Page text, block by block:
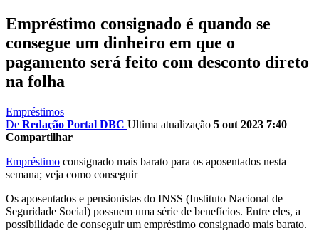
Empréstimo consignado é quando se
consegue um dinheiro em que o
pagamento será feito com desconto direto
na folha
Empréstimos
De Redação Portal DBC Ultima atualização 5 out 2023 7:40
Compartilhar
Empréstimo consignado mais barato para os aposentados nesta
semana; veja como conseguir
Os aposentados e pensionistas do INSS (Instituto Nacional de
Seguridade Social) possuem uma série de benefícios. Entre eles, a
possibilidade de conseguir um empréstimo consignado mais barato.